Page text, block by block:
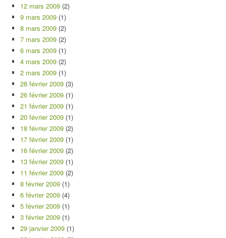
12 mars 2009 (2)
9 mars 2009 (1)
8 mars 2009 (2)
7 mars 2009 (2)
6 mars 2009 (1)
4 mars 2009 (2)
2 mars 2009 (1)
28 février 2009 (3)
26 février 2009 (1)
21 février 2009 (1)
20 février 2009 (1)
18 février 2009 (2)
17 février 2009 (1)
16 février 2009 (2)
13 février 2009 (1)
11 février 2009 (2)
8 février 2009 (1)
6 février 2009 (4)
5 février 2009 (1)
3 février 2009 (1)
29 janvier 2009 (1)